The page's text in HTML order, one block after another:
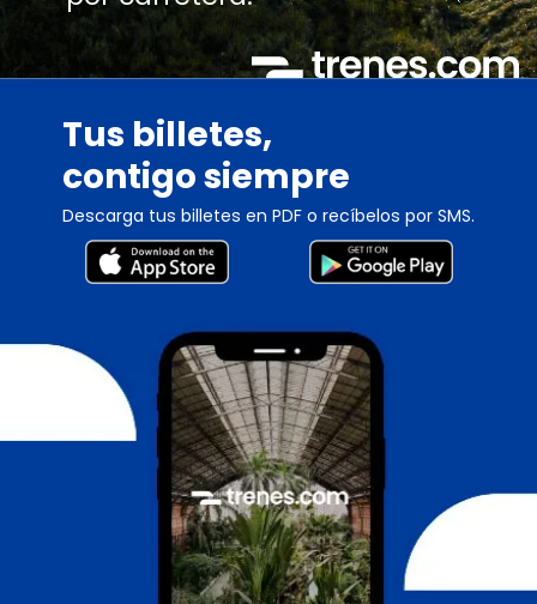
Tus billetes,
contigo siempre
Descarga tus billetes en PDF o recíbelos por SMS.